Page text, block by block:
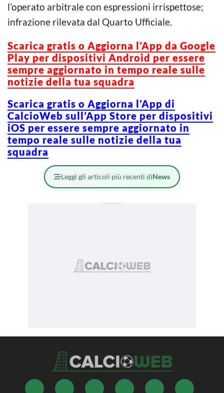
l’operato arbitrale con espressioni irrispettose;
infrazione rilevata dal Quarto Ufficiale.
Scarica gratis o Aggiorna l’App da Google
Play per dispositivi Android per essere
sempre aggiornato in tempo reale sulle
notizie della tua squadra
Scarica gratis o Aggiorna l’App di
CalcioWeb sull’App Store per dispositivi
iOS per essere sempre aggiornato in
tempo reale sulle notizie della tua
squadra
Leggi gli articoli più recenti diNews